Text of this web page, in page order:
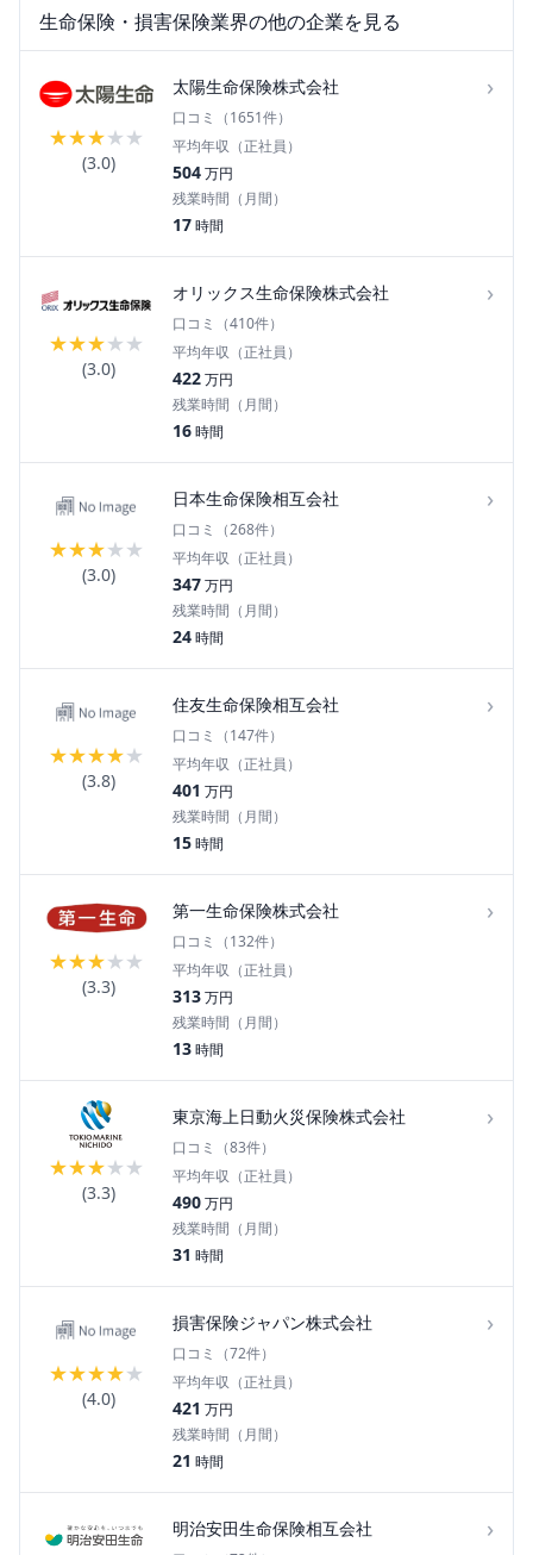
生命保険・損害保険業界の他の企業を見る
★★★★★
(3.0)
太陽生命保険株式会社 ›
口コミ（1651件）
平均年収（正社員）
504万円
残業時間（月間）
17時間
★★★★★
(3.0)
オリックス生命保険株式会社 ›
口コミ（410件）
平均年収（正社員）
422万円
残業時間（月間）
16時間
★★★★★
(3.0)
日本生命保険相互会社 ›
口コミ（268件）
平均年収（正社員）
347万円
残業時間（月間）
24時間
★★★★★
(3.8)
住友生命保険相互会社 ›
口コミ（147件）
平均年収（正社員）
401 万円
残業時間（月間）
15時間
★★★★★
(3.3)
第一生命保険株式会社 ›
口コミ（132件）
平均年収（正社員）
313万円
残業時間（月間）
13時間
★★★★★
(3.3)
東京海上日動火災保険株式会社 ›
口コミ（83件）
平均年収（正社員）
490万円
残業時間（月間）
31 時間
★★★★★
(4.0)
損害保険ジャパン株式会社 ›
口コミ（72件）
平均年収（正社員）
421 万円
残業時間（月間）
21 時間
明治安田生命保険相互会社 ›